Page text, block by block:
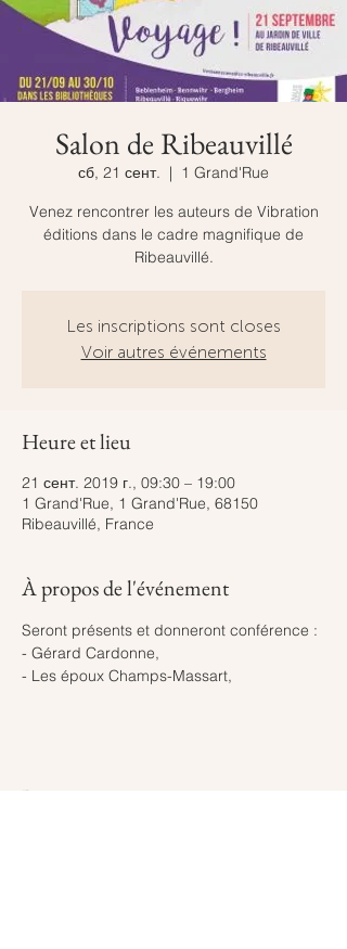
Salon de Ribeauvillé
сб, 21 сент.
  |
1 Grand'Rue
Venez rencontrer les auteurs de Vibration
éditions dans le cadre magnifique de
Ribeauvillé.
Les inscriptions sont closes
Voir autres événements
Heure et lieu
21 сент. 2019 г., 09:30 – 19:00
1 Grand'Rue, 1 Grand'Rue, 68150
Ribeauvillé, France
À propos de l'événement
Seront présents et donneront conférence :
- Gérard Cardonne,
- Les époux Champs-Massart,
Partager cet événement